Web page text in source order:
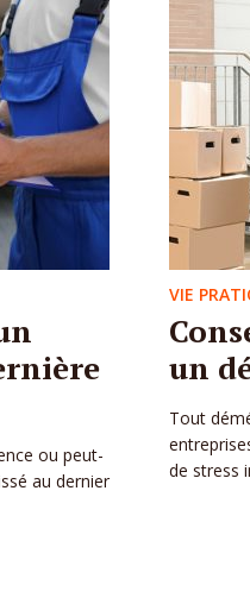
ou peut-
au dernier
VIE
un
Tout
de stress